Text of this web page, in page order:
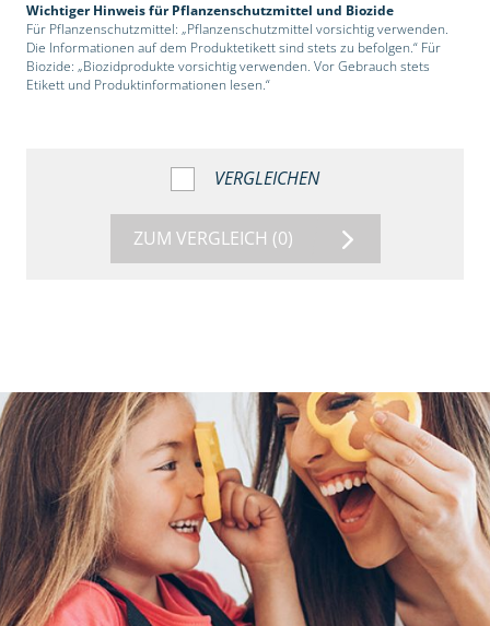
Wichtiger Hinweis für Pflanzenschutzmittel und Biozide
Für Pflanzenschutzmittel: „Pflanzenschutzmittel vorsichtig verwenden.
Die Informationen auf dem Produktetikett sind stets zu befolgen.“ Für
Biozide: „Biozidprodukte vorsichtig verwenden. Vor Gebrauch stets
Etikett und Produktinformationen lesen.“
VERGLEICHEN
ZUM VERGLEICH (0)